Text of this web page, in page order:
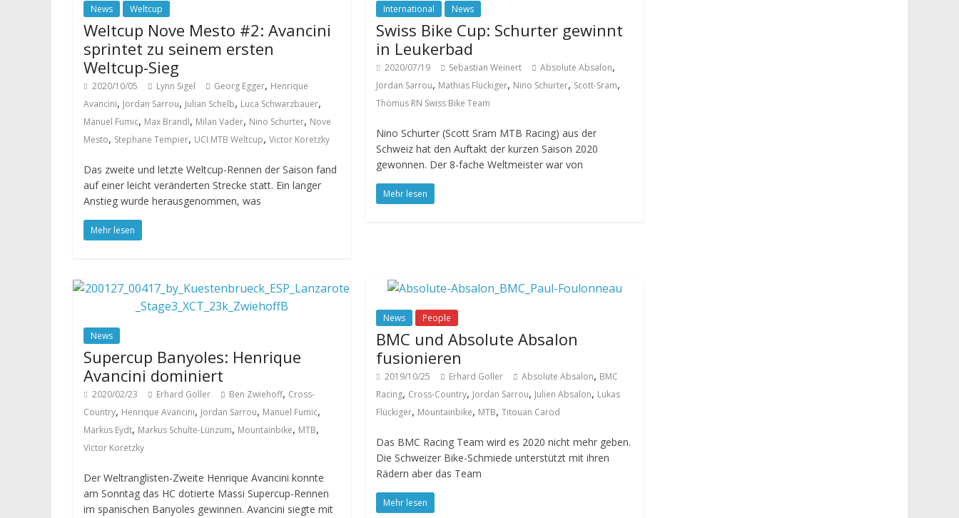
News Weltcup
Weltcup Nove Mesto #2: Avancini
sprintet zu seinem ersten
Weltcup-Sieg
2020/10/05 Lynn Sigel Georg Egger, Henrique
Avancini, Jordan Sarrou, Julian Schelb, Luca Schwarzbauer,
Manuel Fumic, Max Brandl, Milan Vader, Nino Schurter, Nove
Mesto, Stephane Tempier, UCI MTB Weltcup, Victor Koretzky
Das zweite und letzte Weltcup-Rennen der Saison fand
auf einer leicht veränderten Strecke statt. Ein langer
Anstieg wurde herausgenommen, was
Mehr lesen
International News
Swiss Bike Cup: Schurter gewinnt
in Leukerbad
2020/07/19 Sebastian Weinert Absolute Absalon,
Jordan Sarrou, Mathias Flückiger, Nino Schurter, Scott-Sram,
Thömus RN Swiss Bike Team
Nino Schurter (Scott Sram MTB Racing) aus der
Schweiz hat den Auftakt der kurzen Saison 2020
gewonnen. Der 8-fache Weltmeister war von
Mehr lesen
News
Supercup Banyoles: Henrique
Avancini dominiert
2020/02/23 Erhard Goller Ben Zwiehoff, Cross-
Country, Henrique Avancini, Jordan Sarrou, Manuel Fumic,
Markus Eydt, Markus Schulte-Lünzum, Mountainbike, MTB,
Victor Koretzky
Der Weltranglisten-Zweite Henrique Avancini konnte
am Sonntag das HC dotierte Massi Supercup-Rennen
im spanischen Banyoles gewinnen. Avancini siegte mit
News People
BMC und Absolute Absalon
fusionieren
2019/10/25 Erhard Goller Absolute Absalon, BMC
Racing, Cross-Country, Jordan Sarrou, Julien Absalon, Lukas
Flückiger, Mountainbike, MTB,Titouan Carod
Das BMC Racing Team wird es 2020 nicht mehr geben.
Die Schweizer Bike-Schmiede unterstützt mit ihren
Rädern aber das Team
Mehr lesen